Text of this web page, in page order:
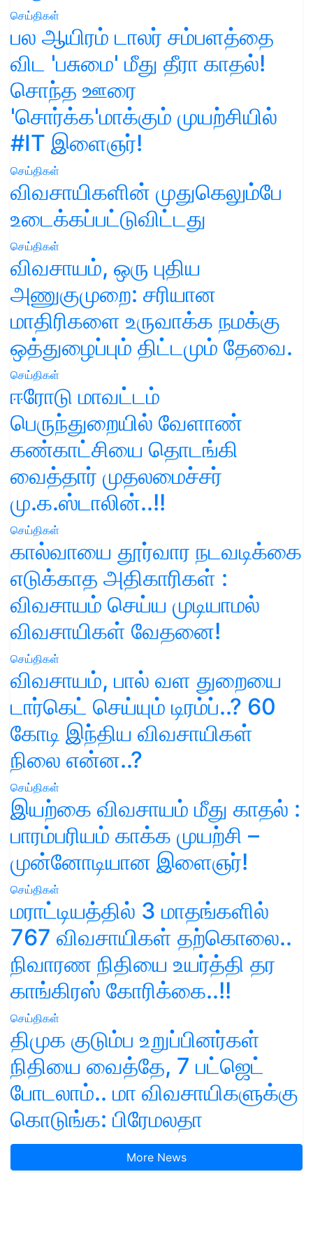
செய்திகள்
பல ஆயிரம் டாலர் சம்பளத்தை
விட 'பசுமை' மீது தீரா காதல்!
சொந்த ஊரை
'சொர்க்க'மாக்கும் முயற்சியில்
#IT இளைஞர்!
செய்திகள்
விவசாயிகளின் முதுகெலும்பே
உடைக்கப்பட்டுவிட்டது
செய்திகள்
விவசாயம், ஒரு புதிய
அணுகுமுறை: சரியான
மாதிரிகளை உருவாக்க நமக்கு
ஒத்துழைப்பும் திட்டமும் தேவை.
செய்திகள்
ஈரோடு மாவட்டம்
பெருந்துறையில் வேளாண்
கண்காட்சியை தொடங்கி
வைத்தார் முதலமைச்சர்
மு.க.ஸ்டாலின்..!!
செய்திகள்
கால்வாயை தூர்வார நடவடிக்கை
எடுக்காத அதிகாரிகள் :
விவசாயம் செய்ய முடியாமல்
விவசாயிகள் வேதனை!
செய்திகள்
விவசாயம், பால் வள துறையை
டார்கெட் செய்யும் டிரம்ப்..? 60
கோடி இந்திய விவசாயிகள்
நிலை என்ன..?
செய்திகள்
இயற்கை விவசாயம் மீது காதல் :
பாரம்பரியம் காக்க முயற்சி –
முன்னோடியான இளைஞர்!
செய்திகள்
மராட்டியத்தில் 3 மாதங்களில்
767 விவசாயிகள் தற்கொலை..
நிவாரண நிதியை உயர்த்தி தர
காங்கிரஸ் கோரிக்கை..!!
செய்திகள்
திமுக குடும்ப உறுப்பினர்கள்
நிதியை வைத்தே, 7 பட்ஜெட்
போடலாம்.. மா விவசாயிகளுக்கு
கொடுங்க: பிரேமலதா
More News